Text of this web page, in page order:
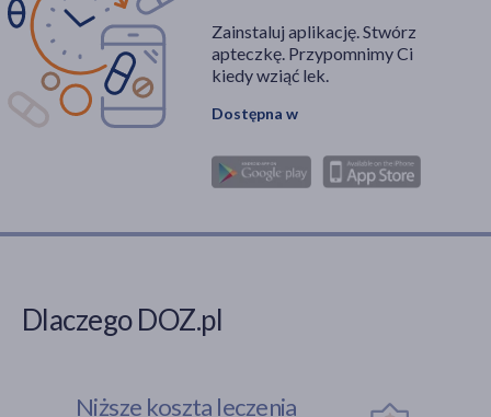
Zainstaluj aplikację. Stwórz
apteczkę. Przypomnimy Ci
kiedy wziąć lek.
Dostępna w
Dlaczego DOZ.pl
Niższe koszta leczenia